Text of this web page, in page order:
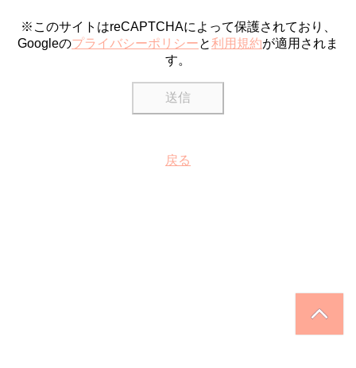
※このサイトはreCAPTCHAによって保護されており、
Googleのプライバシーポリシーと利用規約が適用されま
す。
戻る